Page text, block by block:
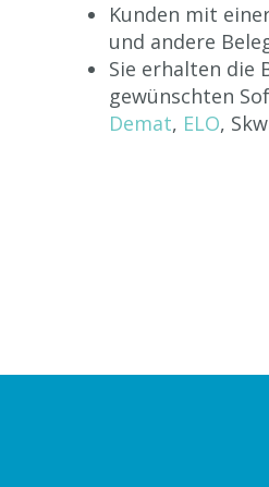
Kunden mit
und andere
Sie erhalten die
gewünschten
Demat, ELO,